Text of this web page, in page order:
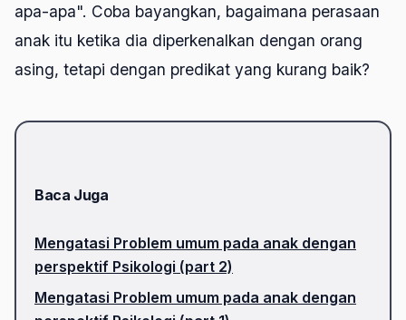
apa-apa". Coba bayangkan, bagaimana perasaan
anak itu ketika dia diperkenalkan dengan orang
asing, tetapi dengan predikat yang kurang baik?
Baca Juga
Mengatasi Problem umum pada anak dengan
perspektif Psikologi (part 2)
Mengatasi Problem umum pada anak dengan